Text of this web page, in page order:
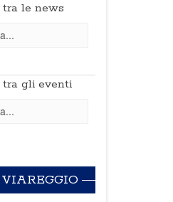
tra le news
tra gli eventi